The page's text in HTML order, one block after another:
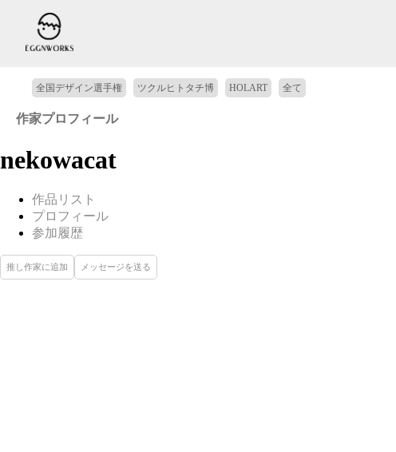
全国デザイン選手権 ツクルヒトタチ博 HOLART 全て
作家プロフィール
nekowacat
作品リスト
プロフィール
参加履歴
推し作家に追加 メッセージを送る